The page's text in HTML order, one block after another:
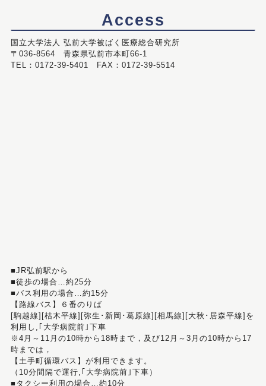
Access
国立大学法人 弘前大学被ばく医療総合研究所
〒036-8564 青森県弘前市本町66-1
TEL：0172-39-5401 FAX：0172-39-5514
■JR弘前駅から
■徒歩の場合…約25分
■バス利用の場合…約15分
【路線バス】６番のりば
[駒越線][枯木平線][弥生･新岡･葛原線][相馬線][大秋･居森平線]を
利用し,｢大学病院前｣下車
※4月～11月の10時から18時まで，及び12月～3月の10時から17
時までは，
【土手町循環バス】が利用できます。
（10分間隔で運行,｢大学病院前｣下車）
■タクシー利用の場合…約10分